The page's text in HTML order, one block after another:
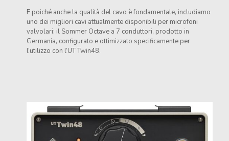
E poiché anche la qualità del cavo è fondamentale, includiamo
uno dei migliori cavi attualmente disponibili per microfoni
valvolari: il Sommer Octave a 7 conduttori, prodotto in
Germania, configurato e ottimizzato specificamente per
l’utilizzo con l’UT Twin48.